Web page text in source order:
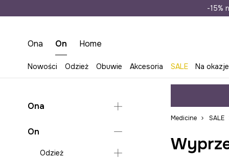
Wysyłka
-15%
Ona On Home
Nowości Odzież Obuwie Akcesoria SALE Na okazje
Ona
On
Odzież
Medicine SALE